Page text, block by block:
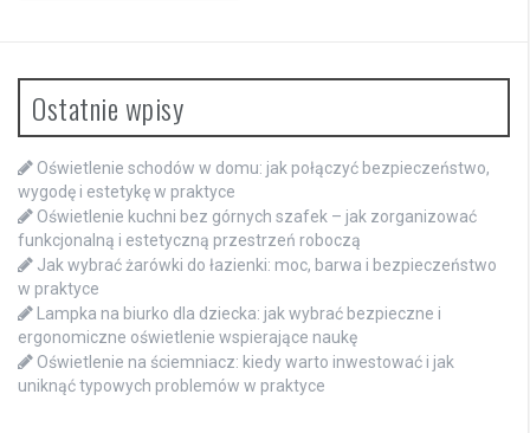
Ostatnie wpisy
Oświetlenie schodów w domu: jak połączyć bezpieczeństwo,
wygodę i estetykę w praktyce
Oświetlenie kuchni bez górnych szafek – jak zorganizować
funkcjonalną i estetyczną przestrzeń roboczą
Jak wybrać żarówki do łazienki: moc, barwa i bezpieczeństwo
w praktyce
Lampka na biurko dla dziecka: jak wybrać bezpieczne i
ergonomiczne oświetlenie wspierające naukę
Oświetlenie na ściemniacz: kiedy warto inwestować i jak
uniknąć typowych problemów w praktyce